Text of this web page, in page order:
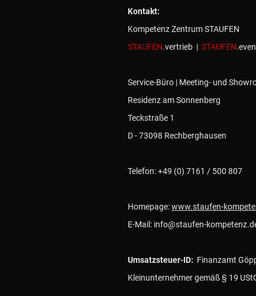
Kontakt:
Kompetenz Zentrum STAUFEN
STAUFEN.vertrieb | STAUFEN
Service-Büro | Meeting- und
Residenz am Sonnenberg
Teckstraße 1
D - 73098 Rechberghausen
Telefon: +49 (0) 7161 / 500 807
Homepage:www.staufen-
E-Mail: info@staufen-
Umsatzsteuer-ID: Finanzamt
Kleinunternehmer gemäß § 19